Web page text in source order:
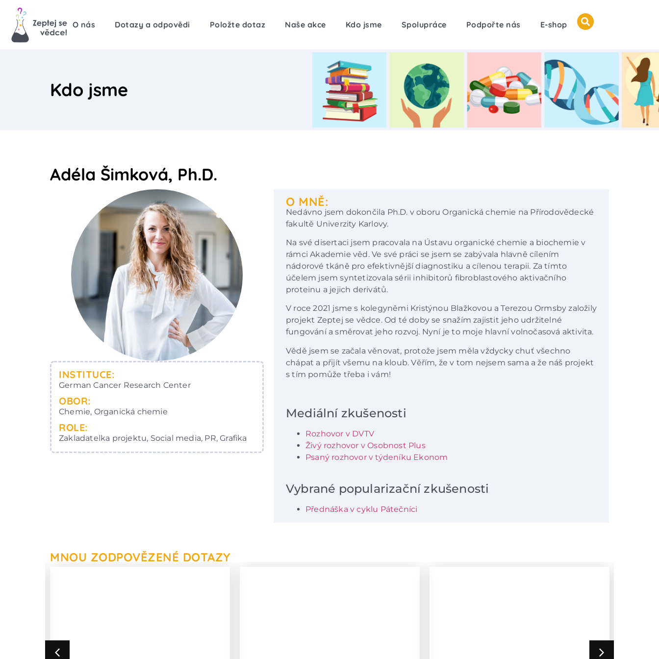
O nás Dotazy a odpovědi Položte dotaz Naše akce Kdo jsme Spolupráce Podpořte nás E-shop
Kdo jsme
Adéla Šimková, Ph.D.
INSTITUCE:
German Cancer Research Center
OBOR:
Chemie, Organická chemie
ROLE:
Zakladatelka projektu, Social media, PR, Grafika
O MNĚ:
Nedávno jsem dokončila Ph.D. v oboru Organická chemie na Přírodovědecké
fakultě Univerzity Karlovy.
Na své disertaci jsem pracovala na Ústavu organické chemie a biochemie v
rámci Akademie věd. Ve své práci se jsem se zabývala hlavně cílením
nádorové tkáně pro efektivnější diagnostiku a cílenou terapii. Za tímto
účelem jsem syntetizovala sérii inhibitorů fibroblastového aktivačního
proteinu a jejich derivátů.
V roce 2021 jsme s kolegyněmi Kristýnou Blažkovou a Terezou Ormsby založily
projekt Zeptej se vědce. Od té doby se snažím zajistit jeho udržitelné
fungování a směrovat jeho rozvoj. Nyní je to moje hlavní volnočasová aktivita.
Vědě jsem se začala věnovat, protože jsem měla vždycky chuť všechno
chápat a přijít všemu na kloub. Věřím, že v tom nejsem sama a že náš projekt
s tím pomůže třeba i vám!
Mediální zkušenosti
Rozhovor v DVTV
Živý rozhovor v Osobnost Plus
Psaný rozhovor v týdeníku Ekonom
Vybrané popularizační zkušenosti
Přednáška v cyklu Pátečníci
MNOU ZODPOVĚZENÉ DOTAZY